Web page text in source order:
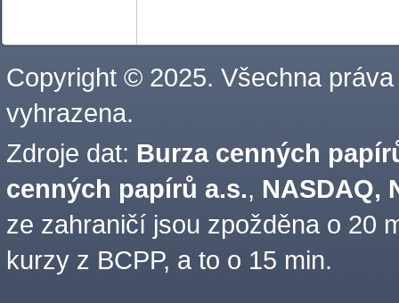
Copyright © 2025. Všechna práva
vyhrazena.
Zdroje dat: Burza cenných
cenných papírů a.s., NASDAQ,
ze zahraničí jsou zpožděna o 20
kurzy z BCPP, a to o 15 min.